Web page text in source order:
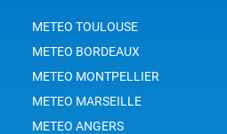
METEO TOULOUSE
METEO BORDEAUX
METEO MONTPELLIER
METEO MARSEILLE
METEO ANGERS